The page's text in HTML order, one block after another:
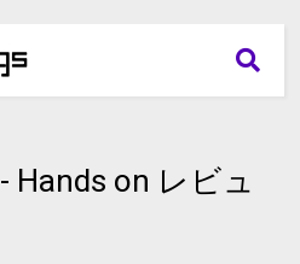
Hands on レビュ